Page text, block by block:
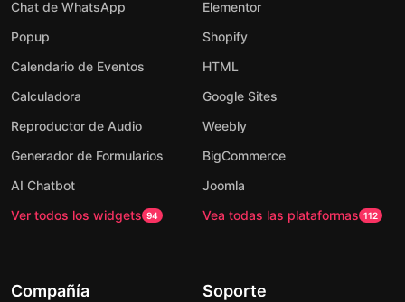
Chat de WhatsApp
Popup
Calendario de Eventos
Calculadora
Reproductor de Audio
Generador de Formularios
AI Chatbot
Ver todos los widgets 94
Elementor
Shopify
HTML
Google Sites
Weebly
BigCommerce
Joomla
Vea todas las plataformas 112
Compañía Soporte